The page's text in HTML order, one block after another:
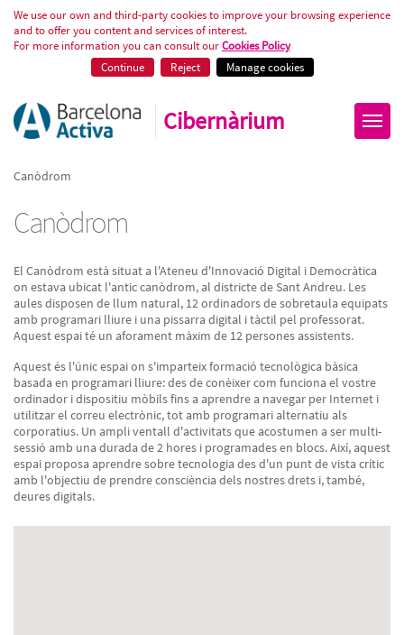
Canòdrom
We use our own and third-party cookies to improve your browsing experience
and to offer you content and services of interest.
For more information you can consult ourCookies Policy
Continue
Reject Manage cookies
Cibernàrium
Canòdrom
Canòdrom
El Canòdrom està situat a l'Ateneu d'Innovació Digital i Democràtica
on estava ubicat l'antic canòdrom, al districte de Sant Andreu. Les
aules disposen de llum natural, 12 ordinadors de sobretaula equipats
amb programari lliure i una pissarra digital i tàctil pel professorat.
Aquest espai té un aforament màxim de 12 persones assistents.
Aquest és l'únic espai on s'imparteix formació tecnològica bàsica
basada en programari lliure: des de conèixer com funciona el vostre
ordinador i dispositiu mòbils fins a aprendre a navegar per Internet i
utilitzar el correu electrònic, tot amb programari alternatiu als
corporatius. Un ampli ventall d'activitats que acostumen a ser multi-
sessió amb una durada de 2 hores i programades en blocs. Així, aquest
espai proposa aprendre sobre tecnologia des d'un punt de vista crític
amb l'objectiu de prendre consciència dels nostres drets i, també,
deures digitals.